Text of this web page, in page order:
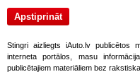
Stingri aizliegts iAuto.lv publicētos
interneta portālos, masu
publicētajiem materiāliem bez